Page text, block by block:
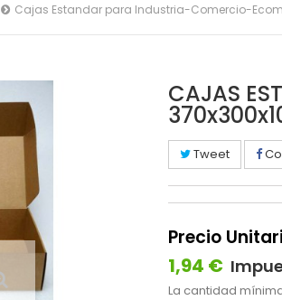
Cajas Estandar para Industria-Comercio-
CAJAS
Tweet
Precio
1,94 €
La cantidad